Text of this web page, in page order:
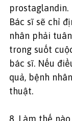
prostaglandin.
Bác sĩ sẽ chỉ
nhân phải
trong suốt
bác sĩ. Nếu
quả, bệnh
thuật.
8. Làm thế